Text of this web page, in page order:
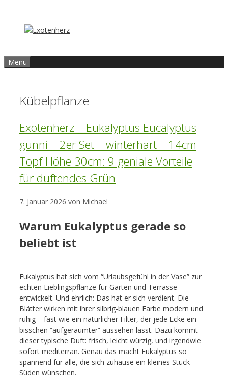
springen
Menü
Kübelpflanze
Exotenherz – Eukalyptus Eucalyptus
gunni – 2er Set – winterhart – 14cm
Topf Höhe 30cm: 9 geniale Vorteile
für duftendes Grün
7. Januar 2026 von Michael
Warum Eukalyptus gerade so
beliebt ist
Eukalyptus hat sich vom “Urlaubsgefühl in der Vase” zur
echten Lieblingspflanze für Garten und Terrasse
entwickelt. Und ehrlich: Das hat er sich verdient. Die
Blätter wirken mit ihrer silbrig-blauen Farbe modern und
ruhig – fast wie ein natürlicher Filter, der jede Ecke ein
bisschen “aufgeräumter” aussehen lässt. Dazu kommt
dieser typische Duft: frisch, leicht würzig, und irgendwie
sofort mediterran. Genau das macht Eukalyptus so
spannend für alle, die sich zuhause ein kleines Stück
Süden wünschen.